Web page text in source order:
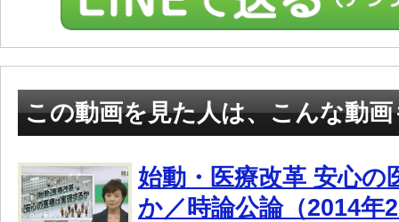
この動画を見た人は、こんな動
始動・医療改革 安心の
か／時論公論（2014年